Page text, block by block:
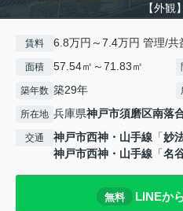
【外観
賃料 6.8万円～7.4万円 管理/共
面積 57.54㎡～71.83㎡
築年数 築29年
所在地 兵庫県神戸市須磨区南落
交通 神戸市西神・山手線 「妙
神戸市西神・山手線 「名
無料 LINEか